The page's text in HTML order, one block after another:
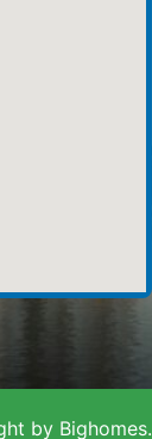
by Bighomes.